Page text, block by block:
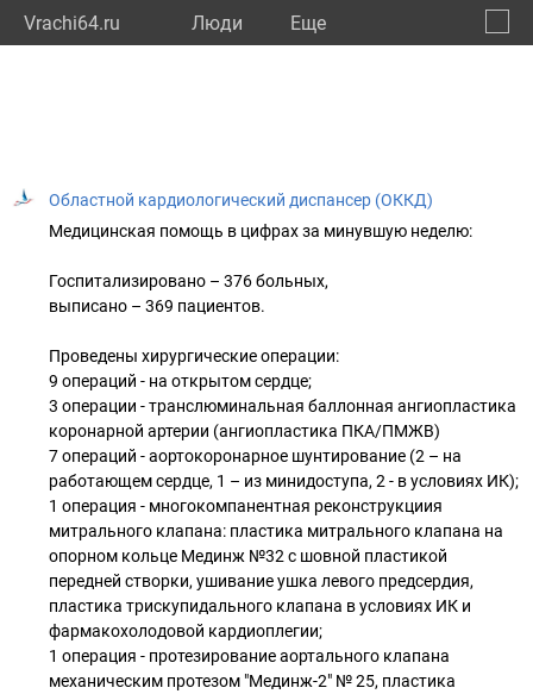
Vrachi64.ru Люди Eще
Областной кардиологический диспансер (ОККД)
Медицинская помощь в цифрах за минувшую неделю:
Госпитализировано – 376 больных,
выписано – 369 пациентов.
Проведены хирургические операции:
9 операций - на открытом сердце;
3 операции - транслюминальная баллонная ангиопластика
коронарной артерии (ангиопластика ПКА/ПМЖВ)
7 операций - аортокоронарное шунтирование (2 – на
работающем сердце, 1 – из минидоступа, 2 - в условиях ИК);
1 операция - многокомпанентная реконструкциия
митрального клапана: пластика митрального клапана на
опорном кольце Мединж №32 с шовной пластикой
передней створки, ушивание ушка левого предсердия,
пластика трискупидального клапана в условиях ИК и
фармакохолодовой кардиоплегии;
1 операция - протезирование аортального клапана
механическим протезом "Мединж-2" № 25, пластика